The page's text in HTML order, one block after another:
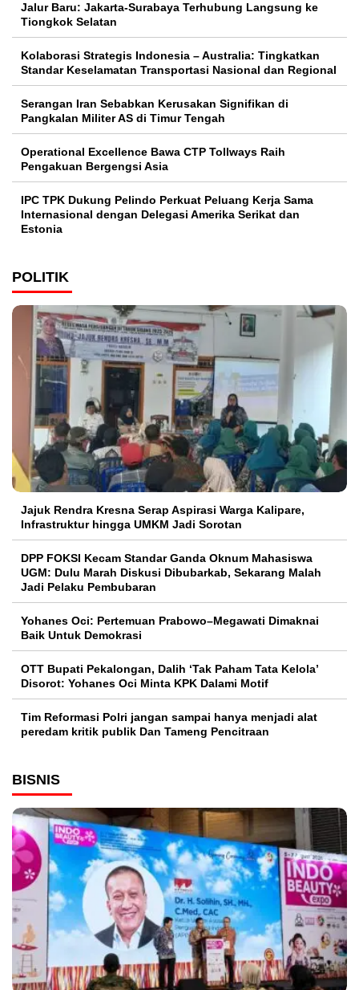
Jalur Baru: Jakarta-Surabaya Terhubung Langsung ke
Tiongkok Selatan
Kolaborasi Strategis Indonesia – Australia: Tingkatkan
Standar Keselamatan Transportasi Nasional dan Regional
Serangan Iran Sebabkan Kerusakan Signifikan di
Pangkalan Militer AS di Timur Tengah
Operational Excellence Bawa CTP Tollways Raih
Pengakuan Bergengsi Asia
IPC TPK Dukung Pelindo Perkuat Peluang Kerja Sama
Internasional dengan Delegasi Amerika Serikat dan
Estonia
POLITIK
Jajuk Rendra Kresna Serap Aspirasi Warga Kalipare,
Infrastruktur hingga UMKM Jadi Sorotan
DPP FOKSI Kecam Standar Ganda Oknum Mahasiswa
UGM: Dulu Marah Diskusi Dibubarkab, Sekarang Malah
Jadi Pelaku Pembubaran
Yohanes Oci: Pertemuan Prabowo–Megawati Dimaknai
Baik Untuk Demokrasi
OTT Bupati Pekalongan, Dalih ‘Tak Paham Tata Kelola’
Disorot: Yohanes Oci Minta KPK Dalami Motif
Tim Reformasi Polri jangan sampai hanya menjadi alat
peredam kritik publik Dan Tameng Pencitraan
BISNIS